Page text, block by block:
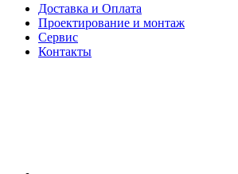
Доставка и Оплата
Проектирование и монтаж
Сервис
Контакты